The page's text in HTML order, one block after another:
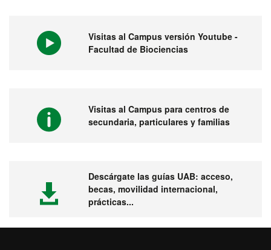
Visitas al Campus versión Youtube -
Facultad de Biociencias
Visitas al Campus para centros de
secundaria, particulares y familias
Descárgate las guías UAB: acceso,
becas, movilidad internacional,
prácticas...